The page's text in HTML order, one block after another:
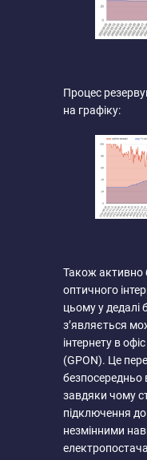
Процес
на графіку:
Також активно
оптичного
цьому у дедалі
з’являється
інтернету в
(GPON). Це
безпосередньо
завдяки чому
підключення
незмінними